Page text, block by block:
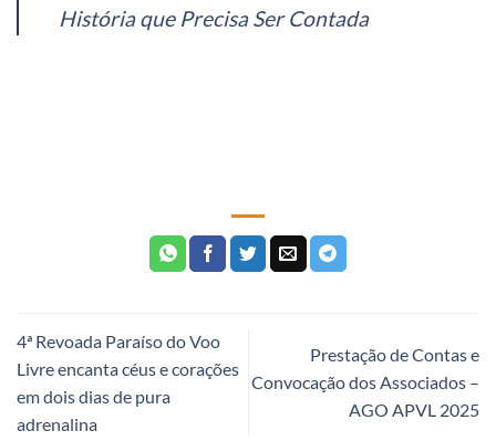
História que Precisa Ser Contada
4ª Revoada Paraíso do Voo
Livre encanta céus e corações
em dois dias de pura
adrenalina
Prestação de Contas e
Convocação dos Associados –
AGO APVL 2025